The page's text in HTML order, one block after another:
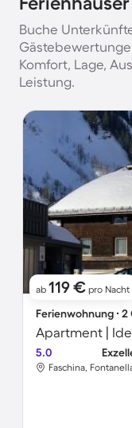
Buche
Komfort, Lage,
Leistung.
ab 119 € pro Nacht
Ferienwohnung ∙ 2
Apartment |
5.0
Faschina,